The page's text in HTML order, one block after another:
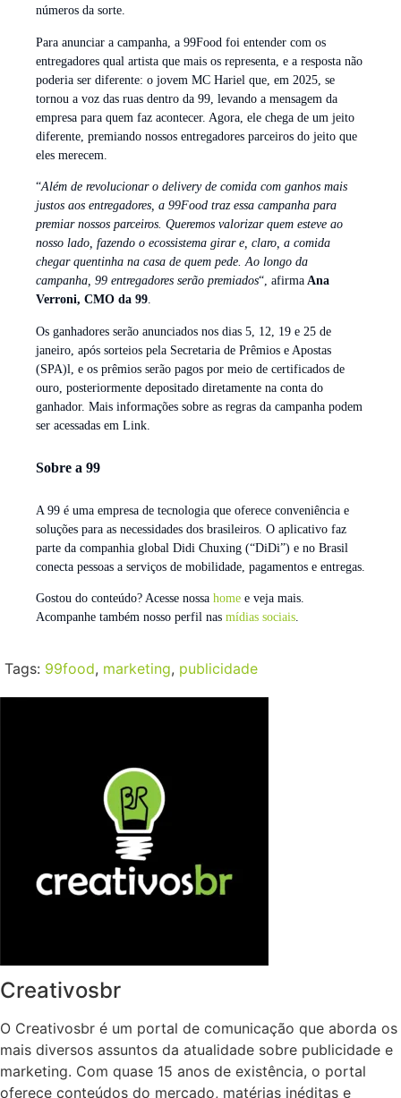
números da sorte.
Para anunciar a campanha, a 99Food foi entender com os
entregadores qual artista que mais os representa, e a resposta não
poderia ser diferente: o jovem MC Hariel que, em 2025, se
tornou a voz das ruas dentro da 99, levando a mensagem da
empresa para quem faz acontecer. Agora, ele chega de um jeito
diferente, premiando nossos entregadores parceiros do jeito que
eles merecem.
“Além de revolucionar o delivery de comida com ganhos mais
justos aos entregadores, a 99Food traz essa campanha para
premiar nossos parceiros. Queremos valorizar quem esteve ao
nosso lado, fazendo o ecossistema girar e, claro, a comida
chegar quentinha na casa de quem pede. Ao longo da
campanha, 99 entregadores serão premiados“, afirma Ana
Verroni, CMO da 99.
Os ganhadores serão anunciados nos dias 5, 12, 19 e 25 de
janeiro, após sorteios pela Secretaria de Prêmios e Apostas
(SPA)l, e os prêmios serão pagos por meio de certificados de
ouro, posteriormente depositado diretamente na conta do
ganhador. Mais informações sobre as regras da campanha podem
ser acessadas em Link.
Sobre a 99
A 99 é uma empresa de tecnologia que oferece conveniência e
soluções para as necessidades dos brasileiros. O aplicativo faz
parte da companhia global Didi Chuxing (“DiDi”) e no Brasil
conecta pessoas a serviços de mobilidade, pagamentos e entregas.
Gostou do conteúdo? Acesse nossa home e veja mais.
Acompanhe também nosso perfil nas mídias sociais.
Tags: 99food, marketing, publicidade
Creativosbr
O Creativosbr é um portal de comunicação que aborda os
mais diversos assuntos da atualidade sobre publicidade e
marketing. Com quase 15 anos de existência, o portal
oferece conteúdos do mercado, matérias inéditas e